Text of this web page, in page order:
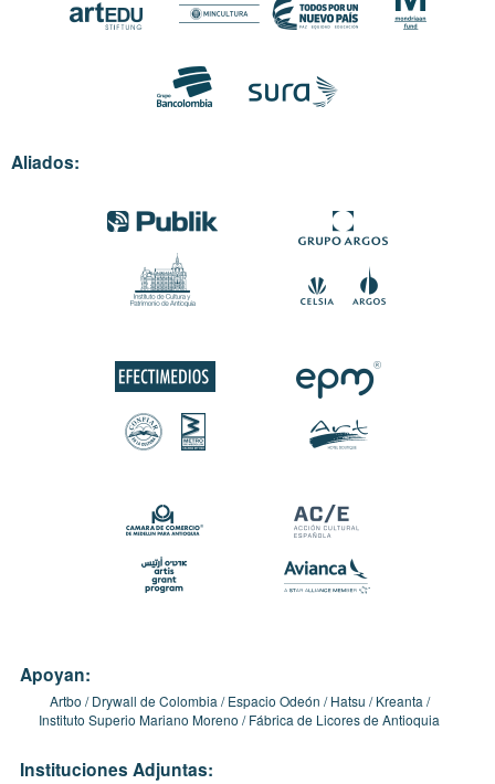
Aliados:
Apoyan:
Artbo Drywall de Colombia Espacio Odeón Hatsu
Kreanta
Instituto Superio Mariano Moreno
Fábrica de Licores de Antioquia
Instituciones Adjuntas: